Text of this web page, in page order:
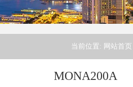
当前位置: 网站首页
MONA200A